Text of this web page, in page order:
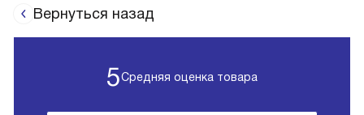
Вернуться назад
5Средняя оценка товара